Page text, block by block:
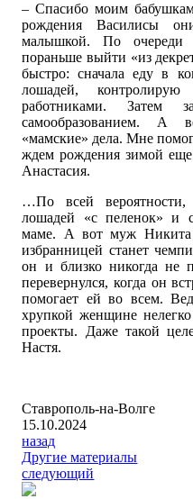
– Спасибо моим
рождения Василисы
малышкой. По очереди
пораньше выйти «из
быстро: сначала еду в
лошадей,
работниками. Затем
самообразованием. А
«мамские» дела. Мне
ждем рождения зимой еще
Анастасия.
…По всей
лошадей «с пеленок» и
маме. А вот муж Никита
избранницей станет
он и близко никогда не
перевернулся, когда он
помогает ей во всем.
хрупкой женщине
проекты. Даже такой
Настя.
Ставрополь-на-Волге
15.10.2024
назад
Другие материалы
следующий